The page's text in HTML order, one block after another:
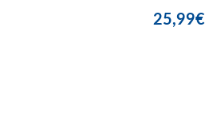
25,99€